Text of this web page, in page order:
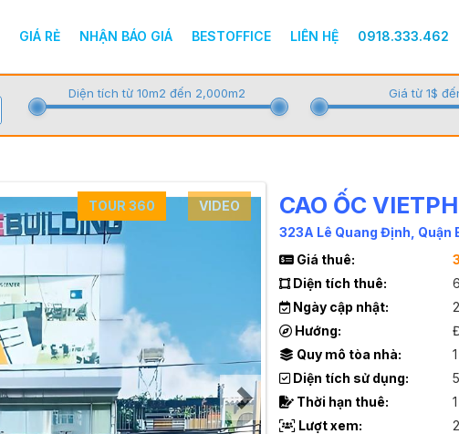
GIÁ RẺ NHẬN BÁO GIÁ BESTOFFICE LIÊN HỆ 0918.333.462
Diện tích từ 10m2 đến 2,000m2 Giá từ 1$
TOUR 360 VIDEO CAO ỐC
323A Lê Quang Định, Quận
Giá thuê:
Diện tích thuê:
Ngày cập nhật:
Hướng:
Quy mô tòa nhà:
Diện tích sử dụng:
Thời hạn thuê:
Lượt xem: